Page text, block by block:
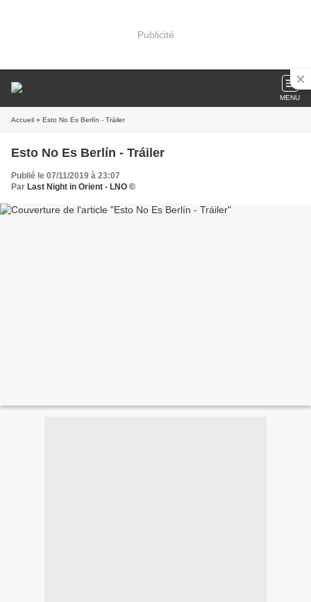
Publicité
MENU
Accueil » Esto No Es Berlín - Tráiler
Esto No Es Berlín - Tráiler
Publié le 07/11/2019 à 23:07
Par Last Night in Orient - LNO ©